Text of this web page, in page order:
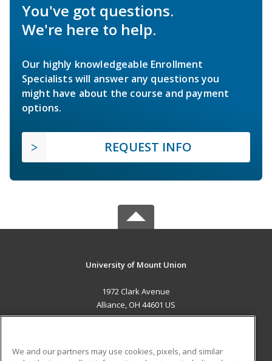
You've got questions.
We're here to help.
Our highly knowledgeable Enrollment
Specialists will answer any questions you
might have about the course and payment
options.
REQUEST INFO
University of Mount Union
1972 Clark Avenue
Alliance, OH 44601 US
We and our partners may use cookies, pixels, and similar